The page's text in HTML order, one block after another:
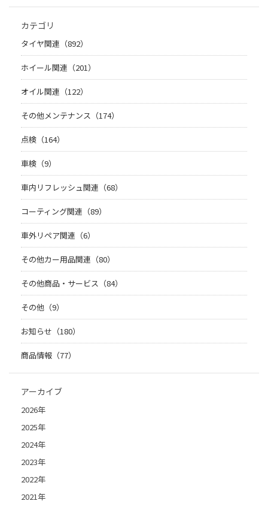
カテゴリ
タイヤ関連（892）
ホイール関連（201）
オイル関連（122）
その他メンテナンス（174）
点検（164）
車検（9）
車内リフレッシュ関連（68）
コーティング関連（89）
車外リペア関連（6）
その他カー用品関連（80）
その他商品・サービス（84）
その他（9）
お知らせ（180）
商品情報（77）
アーカイブ
2026年
2025年
2024年
2023年
2022年
2021年